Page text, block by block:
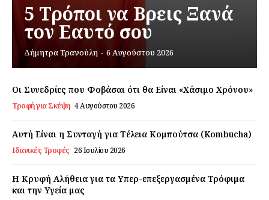
Ο λογαριασμός μου
Επικοινωνία
5 Τρόποι να Βρεις Ξανά
τον Εαυτό σου
Δήμητρα Τρανούλη - 6 Αυγούστου 2026
Οι Συνεδρίες που Φοβάσαι ότι θα Είναι «Χάσιμο Χρόνου»
Τροφή για Σκέψη 4 Αυγούστου 2026
Αυτή Είναι η Συνταγή για Τέλεια Κομπούτσα (Kombucha)
Ιδανικές Τροφές 26 Ιουλίου 2026
Η Κρυφή Αλήθεια για τα Υπερ-επεξεργασμένα Τρόφιμα
και την Υγεία μας